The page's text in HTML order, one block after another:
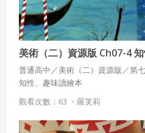
美術（二）資源版 Ch07-4
普通高中／美術（二）資源版／第
知性、趣味讀繪本
觀看次數：63 ・ 羅芙莉